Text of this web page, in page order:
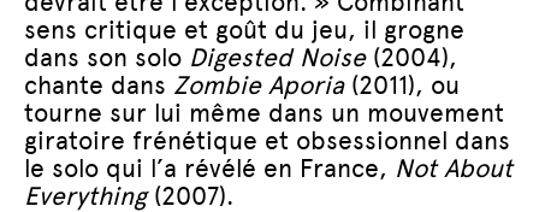
sens critique et goût du jeu, il grogne
dans son solo Digested Noise(2004),
chante dans Zombie Aporia(2011), ou
tourne sur lui même dans un mouvement
giratoire frénétique et obsessionnel dans
le solo qui l’a révélé en France, Not About
Everything(2007).